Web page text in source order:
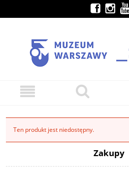
Ten produkt jest niedostępny.
Zakupy